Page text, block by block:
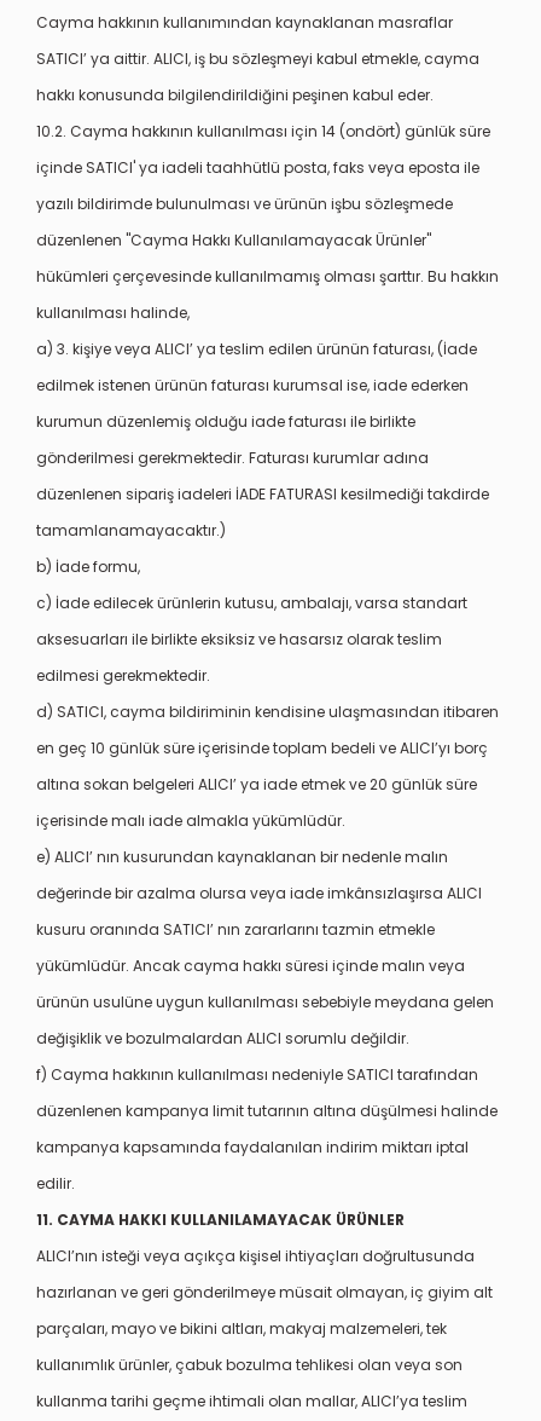
Cayma hakkının kullanımından kaynaklanan masraflar
SATICI’ ya aittir. ALICI, iş bu sözleşmeyi kabul etmekle, cayma
hakkı konusunda bilgilendirildiğini peşinen kabul eder.
10.2. Cayma hakkının kullanılması için 14 (ondört) günlük süre
içinde SATICI' ya iadeli taahhütlü posta, faks veya eposta ile
yazılı bildirimde bulunulması ve ürünün işbu sözleşmede
düzenlenen "Cayma Hakkı Kullanılamayacak Ürünler"
hükümleri çerçevesinde kullanılmamış olması şarttır. Bu hakkın
kullanılması halinde,
a) 3. kişiye veya ALICI’ ya teslim edilen ürünün faturası, (İade
edilmek istenen ürünün faturası kurumsal ise, iade ederken
kurumun düzenlemiş olduğu iade faturası ile birlikte
gönderilmesi gerekmektedir. Faturası kurumlar adına
düzenlenen sipariş iadeleri İADE FATURASI kesilmediği takdirde
tamamlanamayacaktır.)
b) İade formu,
c) İade edilecek ürünlerin kutusu, ambalajı, varsa standart
aksesuarları ile birlikte eksiksiz ve hasarsız olarak teslim
edilmesi gerekmektedir.
d) SATICI, cayma bildiriminin kendisine ulaşmasından itibaren
en geç 10 günlük süre içerisinde toplam bedeli ve ALICI’yı borç
altına sokan belgeleri ALICI’ ya iade etmek ve 20 günlük süre
içerisinde malı iade almakla yükümlüdür.
e) ALICI’ nın kusurundan kaynaklanan bir nedenle malın
değerinde bir azalma olursa veya iade imkânsızlaşırsa ALICI
kusuru oranında SATICI’ nın zararlarını tazmin etmekle
yükümlüdür. Ancak cayma hakkı süresi içinde malın veya
ürünün usulüne uygun kullanılması sebebiyle meydana gelen
değişiklik ve bozulmalardan ALICI sorumlu değildir.
f) Cayma hakkının kullanılması nedeniyle SATICI tarafından
düzenlenen kampanya limit tutarının altına düşülmesi halinde
kampanya kapsamında faydalanılan indirim miktarı iptal
edilir.
11. CAYMA HAKKI KULLANILAMAYACAK ÜRÜNLER
ALICI’nın isteği veya açıkça kişisel ihtiyaçları doğrultusunda
hazırlanan ve geri gönderilmeye müsait olmayan, iç giyim alt
parçaları, mayo ve bikini altları, makyaj malzemeleri, tek
kullanımlık ürünler, çabuk bozulma tehlikesi olan veya son
kullanma tarihi geçme ihtimali olan mallar, ALICI’ya teslim